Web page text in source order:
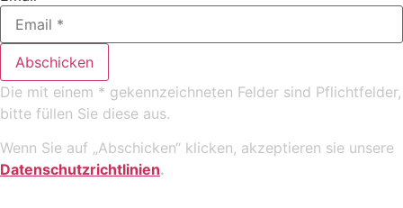
Abschicken
Die mit einem * gekennzeichneten Felder sind Pflichtfelder,
bitte füllen Sie diese aus.
Wenn Sie auf „Abschicken“ klicken, akzeptieren sie unsere
Datenschutzrichtlinien.